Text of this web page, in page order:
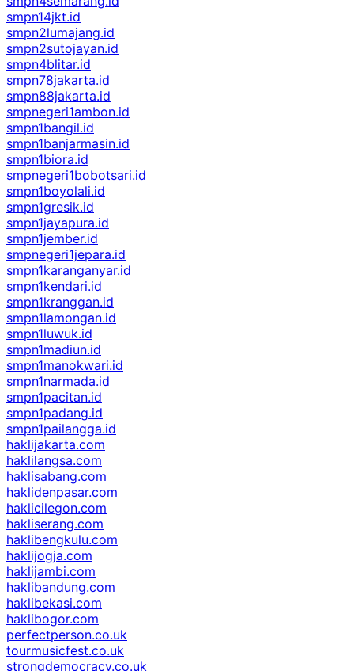
smpn14jkt.id
smpn2lumajang.id
smpn2sutojayan.id
smpn4blitar.id
smpn78jakarta.id
smpn88jakarta.id
smpnegeri1ambon.id
smpn1bangil.id
smpn1banjarmasin.id
smpn1biora.id
smpnegeri1bobotsari.id
smpn1boyolali.id
smpn1gresik.id
smpn1jayapura.id
smpn1jember.id
smpnegeri1jepara.id
smpn1karanganyar.id
smpn1kendari.id
smpn1kranggan.id
smpn1lamongan.id
smpn1luwuk.id
smpn1madiun.id
smpn1manokwari.id
smpn1narmada.id
smpn1pacitan.id
smpn1padang.id
smpn1pailangga.id
haklijakarta.com
haklilangsa.com
haklisabang.com
haklidenpasar.com
haklicilegon.com
hakliserang.com
haklibengkulu.com
haklijogja.com
haklijambi.com
haklibandung.com
haklibekasi.com
haklibogor.com
perfectperson.co.uk
tourmusicfest.co.uk
strongdemocracy.co.uk